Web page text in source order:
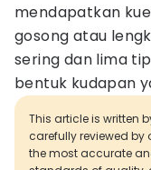
mendapatkan
gosong atau
sering dan lima
bentuk kudapan
This article is written
carefully reviewed by
the most accurate